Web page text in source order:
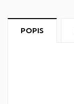
POPIS